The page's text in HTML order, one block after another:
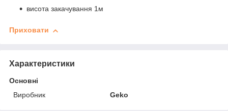
висота закачування 1м
Приховати
Характеристики
Основні
Виробник
Geko